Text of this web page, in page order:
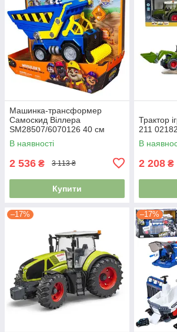
Машинка-трансформер
Самоскид Віллера
SM28507/6070126 40 см
4976896
В наявності
2 536 ₴ 3 113 ₴
Купити
Трактор
211
В
2 208 ₴
–17% –17%